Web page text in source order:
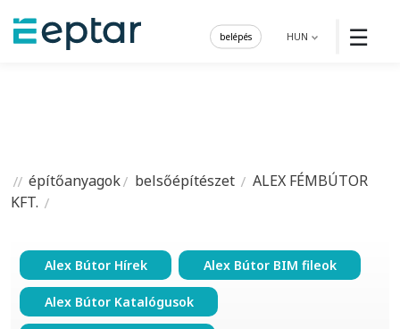
☰
HUN
belépés
építőanyagok belsőépítészet
ALEX FÉMBÚTOR
KFT.
Alex Bútor Hírek Alex Bútor BIM fileok
Alex Bútor Katalógusok